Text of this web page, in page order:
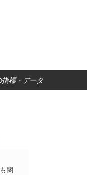
指標・データ
関